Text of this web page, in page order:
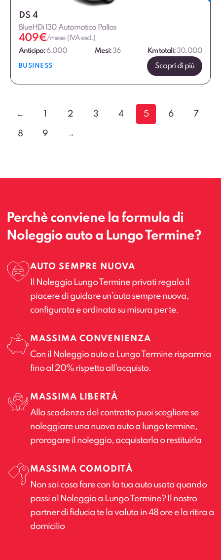
DS 4
BlueHDi 130 Automatico Pallas
409€/mese (IVA escl.)
Anticipo:6.000 Mesi:36 Km totali:30.000
BUSINESS Scopri di più
← 1 2 3 4 5 6 7
8 9 →
Perchè conviene la formula di
Noleggio auto a Lungo Termine?
AUTO SEMPRE NUOVA
Il Noleggio Lungo Termine privati regala il
piacere di guidare un’auto sempre nuova,
configurata e ordinata su misura per te.
MASSIMA CONVENIENZA
Con il Noleggio auto a Lungo Termine risparmia
fino al 20% rispetto all’acquisto.
MASSIMA LIBERTÀ
Alla scadenza del contratto puoi scegliere se
noleggiare una nuova auto a lungo termine,
prorogare il noleggio, acquistarla o restituirla
MASSIMA COMODITÀ
Non sai cosa fare con la tua auto usata quando
passi al Noleggio a Lungo Termine? Il nostro
partner di fiducia te la valuta in 48 ore e la ritira a
domicilio